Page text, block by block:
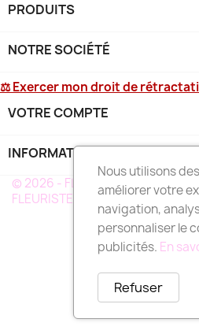
PRODUITS
NOTRE SOCIÉTÉ
⚖ Exercer mon droit de
VOTRE COMPTE
INFORMATIONS
© 2026 - FLEURS DEUIL
FLEURISTE A VOTRE SERVICE EN
Nous utilisons
améliorer votre
navigation,
personnaliser le
publicités. En
Refuser